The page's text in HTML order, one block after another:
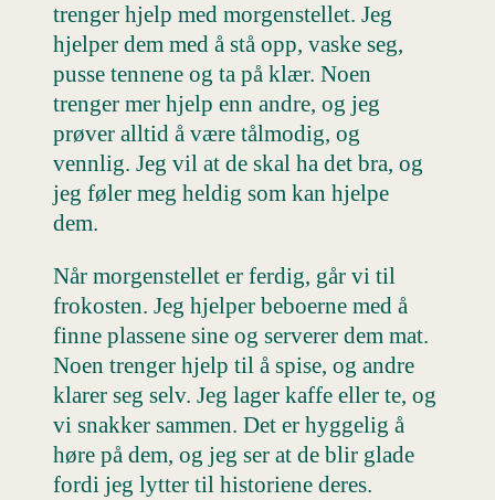
trenger hjelp med morgenstellet. Jeg
hjelper dem med å stå opp, vaske seg,
pusse tennene og ta på klær. Noen
trenger mer hjelp enn andre, og jeg
prøver alltid å være tålmodig, og
vennlig. Jeg vil at de skal ha det bra, og
jeg føler meg heldig som kan hjelpe
dem.
Når morgenstellet er ferdig, går vi til
frokosten. Jeg hjelper beboerne med å
finne plassene sine og serverer dem mat.
Noen trenger hjelp til å spise, og andre
klarer seg selv. Jeg lager kaffe eller te, og
vi snakker sammen. Det er hyggelig å
høre på dem, og jeg ser at de blir glade
fordi jeg lytter til historiene deres.